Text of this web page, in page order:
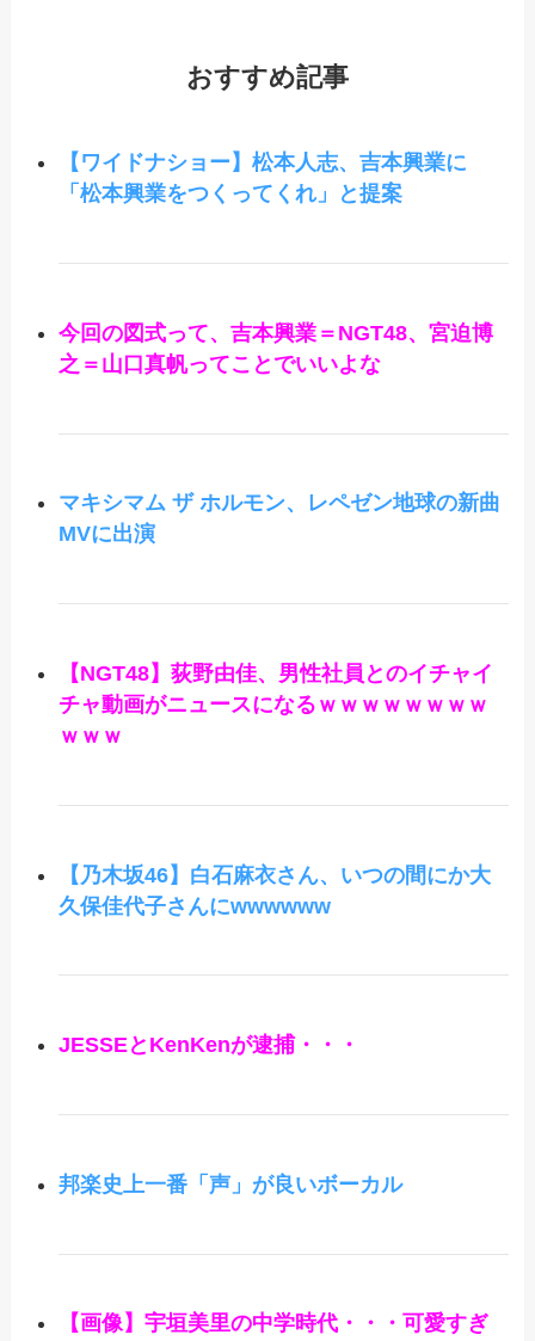
おすすめ記事
【ワイドナショー】松本人志、吉本興業に
「松本興業をつくってくれ」と提案
今回の図式って、吉本興業＝NGT48、宮迫博
之＝山口真帆ってことでいいよな
マキシマム ザ ホルモン、レペゼン地球の新曲
MVに出演
【NGT48】荻野由佳、男性社員とのイチャイ
チャ動画がニュースになるｗｗｗｗｗｗｗｗ
ｗｗｗ
【乃木坂46】白石麻衣さん、いつの間にか大
久保佳代子さんにwwwwww
JESSEとKenKenが逮捕・・・
邦楽史上一番「声」が良いボーカル
【画像】宇垣美里の中学時代・・・可愛すぎ